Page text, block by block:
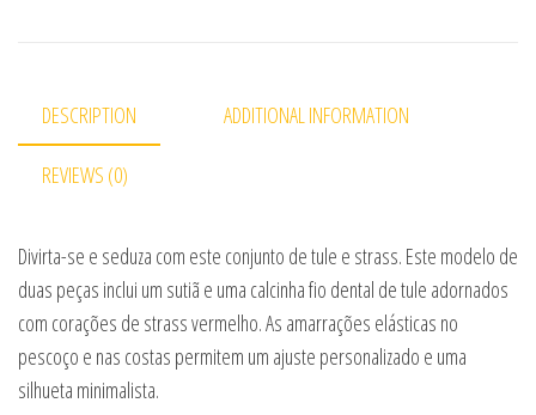
DESCRIPTION ADDITIONAL INFORMATION
REVIEWS (0)
Divirta-se e seduza com este conjunto de tule e strass. Este modelo de
duas peças inclui um sutiã e uma calcinha fio dental de tule adornados
com corações de strass vermelho. As amarrações elásticas no
pescoço e nas costas permitem um ajuste personalizado e uma
silhueta minimalista.